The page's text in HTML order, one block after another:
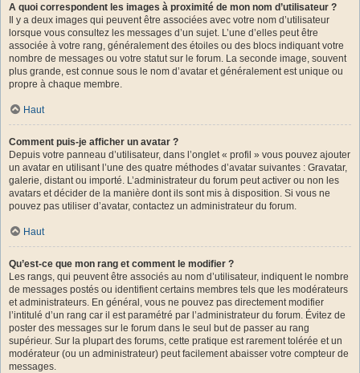
A quoi correspondent les images à proximité de mon nom d’utilisateur ?
Il y a deux images qui peuvent être associées avec votre nom d’utilisateur
lorsque vous consultez les messages d’un sujet. L’une d’elles peut être
associée à votre rang, généralement des étoiles ou des blocs indiquant votre
nombre de messages ou votre statut sur le forum. La seconde image, souvent
plus grande, est connue sous le nom d’avatar et généralement est unique ou
propre à chaque membre.
Haut
Comment puis-je afficher un avatar ?
Depuis votre panneau d’utilisateur, dans l’onglet « profil » vous pouvez ajouter
un avatar en utilisant l’une des quatre méthodes d’avatar suivantes : Gravatar,
galerie, distant ou importé. L’administrateur du forum peut activer ou non les
avatars et décider de la manière dont ils sont mis à disposition. Si vous ne
pouvez pas utiliser d’avatar, contactez un administrateur du forum.
Haut
Qu’est-ce que mon rang et comment le modifier ?
Les rangs, qui peuvent être associés au nom d’utilisateur, indiquent le nombre
de messages postés ou identifient certains membres tels que les modérateurs
et administrateurs. En général, vous ne pouvez pas directement modifier
l’intitulé d’un rang car il est paramétré par l’administrateur du forum. Évitez de
poster des messages sur le forum dans le seul but de passer au rang
supérieur. Sur la plupart des forums, cette pratique est rarement tolérée et un
modérateur (ou un administrateur) peut facilement abaisser votre compteur de
messages.